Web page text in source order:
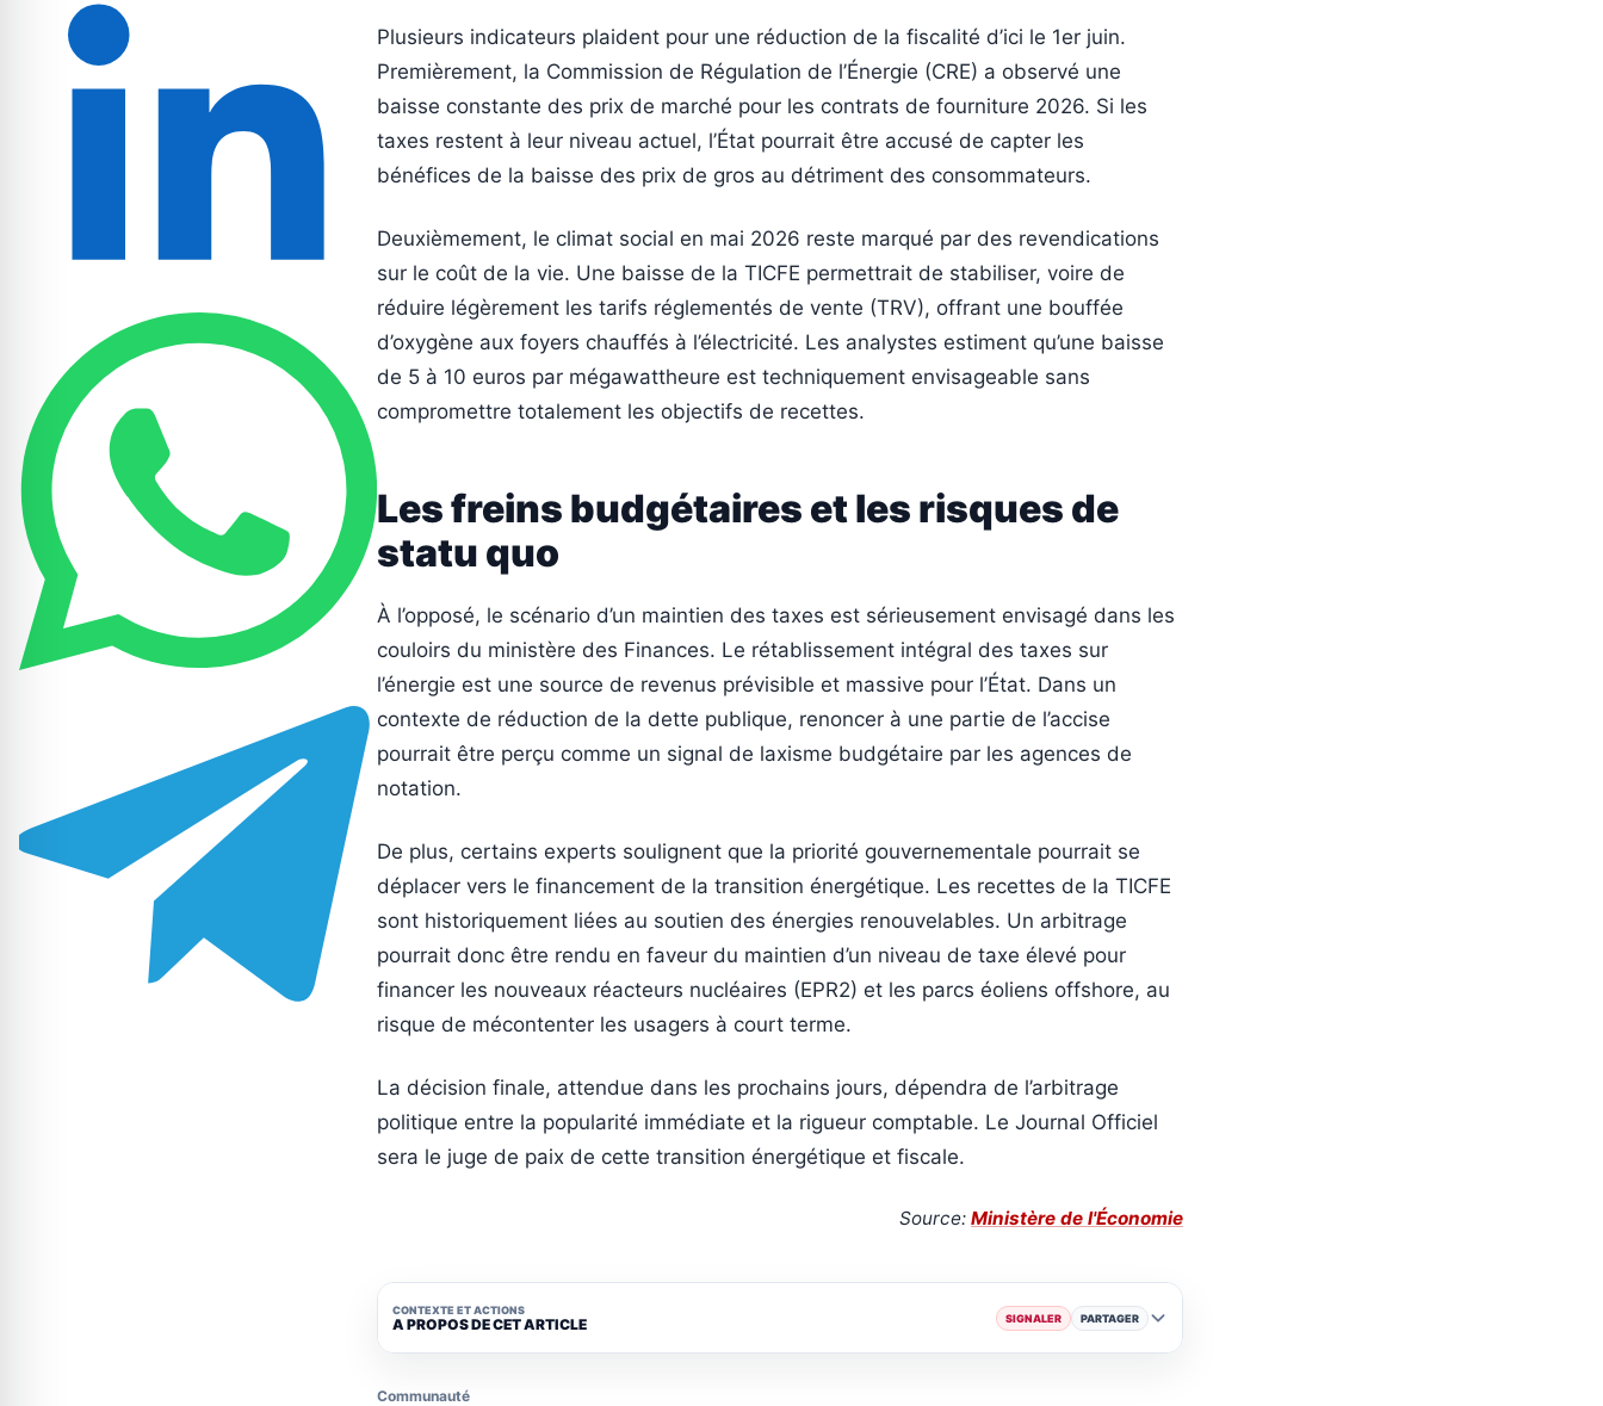
Plusieurs indicateurs plaident pour une réduction de la fiscalité d’ici le 1er juin.
Premièrement, la Commission de Régulation de l’Énergie (CRE) a observé une
baisse constante des prix de marché pour les contrats de fourniture 2026. Si les
taxes restent à leur niveau actuel, l’État pourrait être accusé de capter les
bénéfices de la baisse des prix de gros au détriment des consommateurs.
Deuxièmement, le climat social en mai 2026 reste marqué par des revendications
sur le coût de la vie. Une baisse de la TICFE permettrait de stabiliser, voire de
réduire légèrement les tarifs réglementés de vente (TRV), offrant une bouffée
d’oxygène aux foyers chauffés à l’électricité. Les analystes estiment qu’une baisse
de 5 à 10 euros par mégawattheure est techniquement envisageable sans
compromettre totalement les objectifs de recettes.
Les freins budgétaires et les risques de
statu quo
À l’opposé, le scénario d’un maintien des taxes est sérieusement envisagé dans les
couloirs du ministère des Finances. Le rétablissement intégral des taxes sur
l’énergie est une source de revenus prévisible et massive pour l’État. Dans un
contexte de réduction de la dette publique, renoncer à une partie de l’accise
pourrait être perçu comme un signal de laxisme budgétaire par les agences de
notation.
De plus, certains experts soulignent que la priorité gouvernementale pourrait se
déplacer vers le financement de la transition énergétique. Les recettes de la TICFE
sont historiquement liées au soutien des énergies renouvelables. Un arbitrage
pourrait donc être rendu en faveur du maintien d’un niveau de taxe élevé pour
financer les nouveaux réacteurs nucléaires (EPR2) et les parcs éoliens offshore, au
risque de mécontenter les usagers à court terme.
La décision finale, attendue dans les prochains jours, dépendra de l’arbitrage
politique entre la popularité immédiate et la rigueur comptable. Le Journal Officiel
sera le juge de paix de cette transition énergétique et fiscale.
Source: Ministère de l'Économie
CONTEXTE ET ACTIONS
A PROPOS DE CET ARTICLE SIGNALER PARTAGER
Communauté